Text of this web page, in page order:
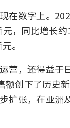
在数字上。
，同比增长
。
营，还得益于
额创下了历史
扩张，在亚洲